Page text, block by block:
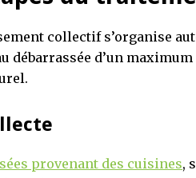
collectif s’organise
débarrassée d’un
provenant des cuisines,